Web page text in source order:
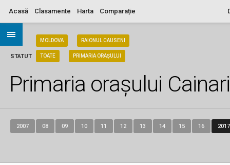
Acasă Clasamente Harta Comparație
STATUT
MOLDOVA RAIONUL CAUSENI
TOATE PRIMARIA ORAȘULUI
Primaria orașului Cainari
2007 08 09 10 11 12 13 14 15 16 2017